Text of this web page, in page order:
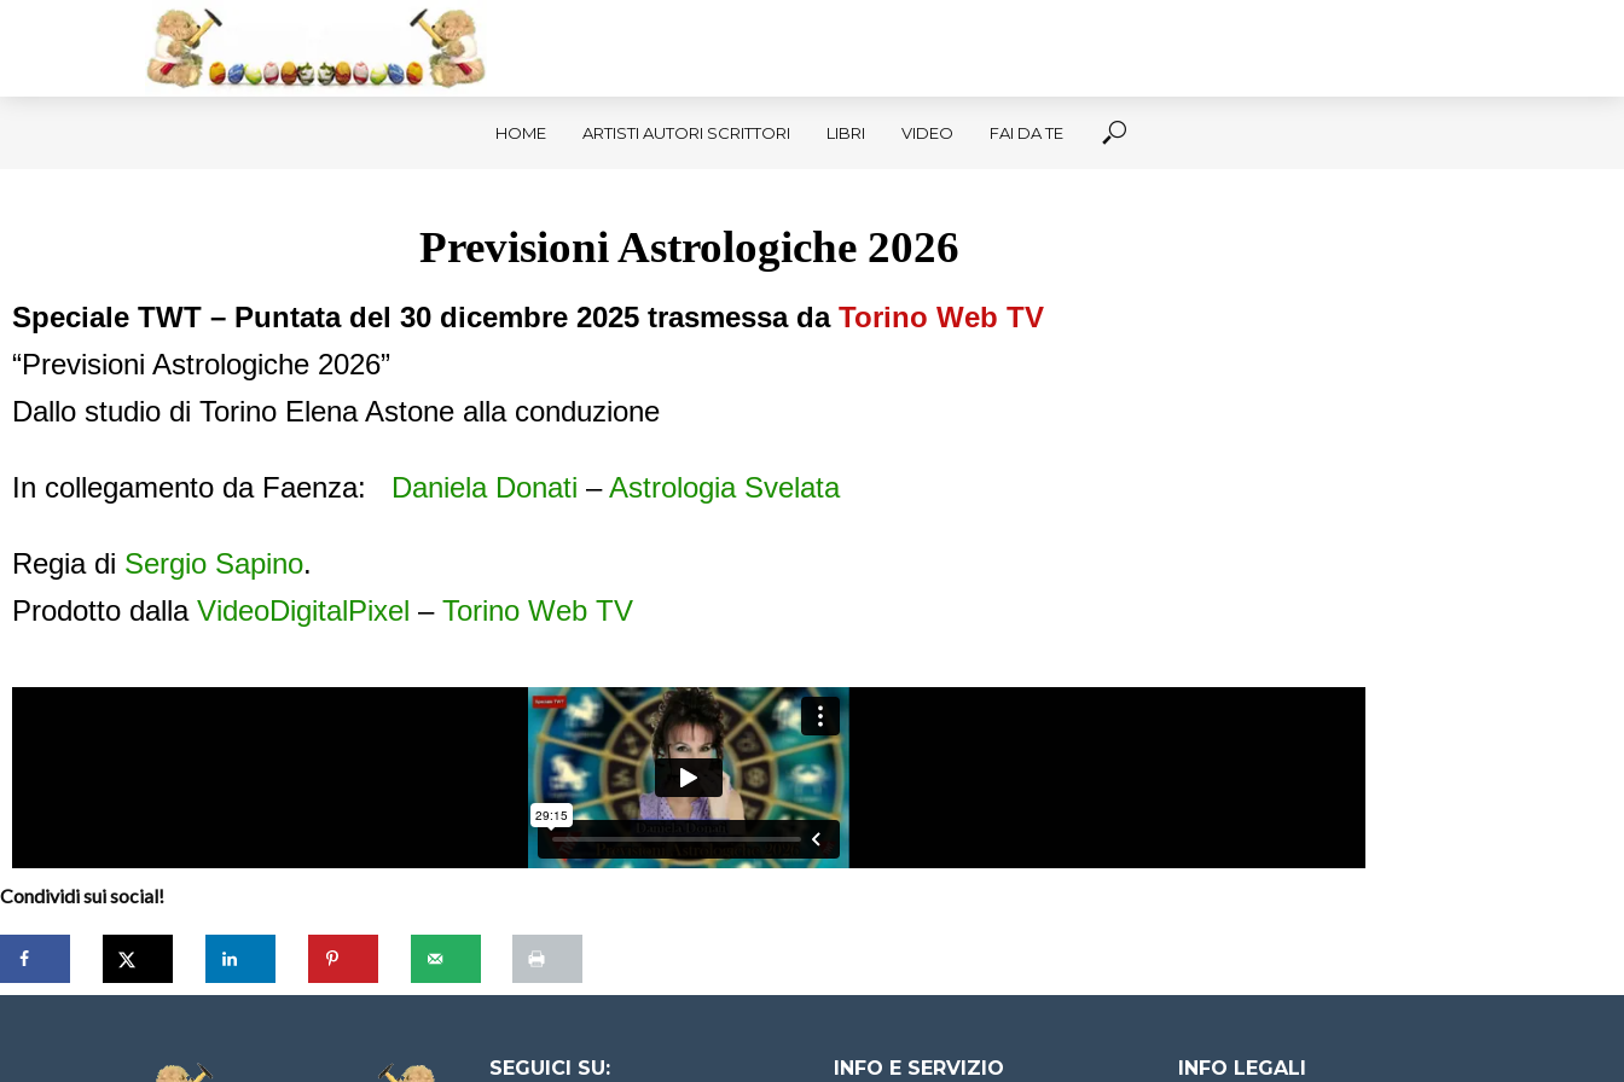
HOME ARTISTI AUTORI SCRITTORI LIBRI VIDEO FAI DA TE
Previsioni Astrologiche 2026
Speciale TWT – Puntata del 30 dicembre 2025 trasmessa da Torino Web TV
“Previsioni Astrologiche 2026”
Dallo studio di Torino Elena Astone alla conduzione
In collegamento da Faenza: Daniela Donati –Astrologia Svelata
Regia di Sergio Sapino.
Prodotto dalla VideoDigitalPixel – Torino Web TV
Condividi sui social!
SEGUICI SU: INFO E SERVIZIO INFO LEGALI